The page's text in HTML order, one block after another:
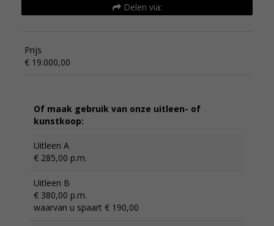
Delen via:
Prijs
€ 19.000,00
Of maak gebruik van onze uitleen- of
kunstkoop:
Uitleen A
€ 285,00 p.m.
Uitleen B
€ 380,00 p.m.
waarvan u spaart € 190,00